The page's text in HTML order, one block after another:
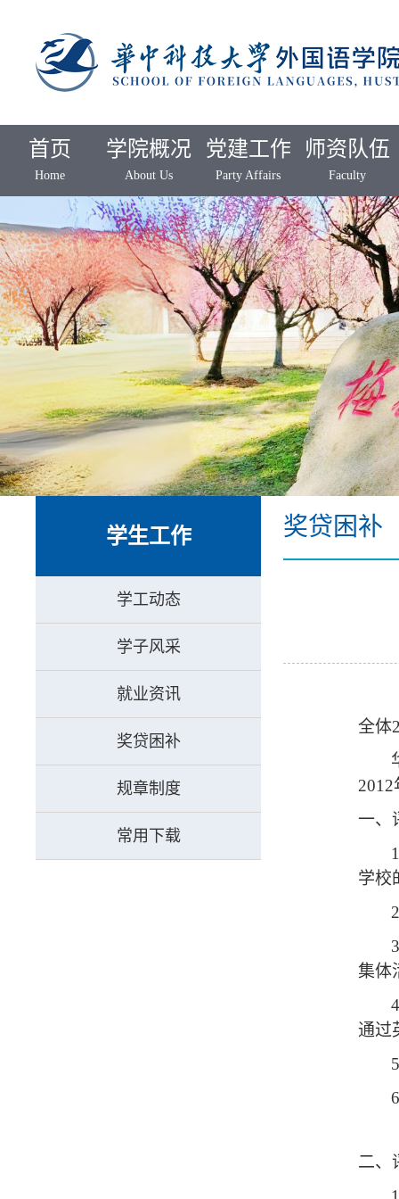
首页
Home
学院概况
About Us
党建工作
Party Affairs
师资队伍
Faculty
学生工作
学工动态
学子风采
就业资讯
奖贷困补
规章制度
常用下载
奖贷困补
全体
2012
一、
学校
集体
通过
二、